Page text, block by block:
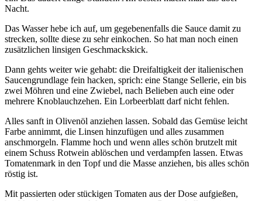
Nacht.
Das Wasser hebe ich auf, um gegebenenfalls die Sauce damit zu
strecken, sollte diese zu sehr einkochen. So hat man noch einen
zusätzlichen linsigen Geschmackskick.
Dann gehts weiter wie gehabt: die Dreifaltigkeit der italienischen
Saucengrundlage fein hacken, sprich: eine Stange Sellerie, ein bis
zwei Möhren und eine Zwiebel, nach Belieben auch eine oder
mehrere Knoblauchzehen. Ein Lorbeerblatt darf nicht fehlen.
Alles sanft in Olivenöl anziehen lassen. Sobald das Gemüse leicht
Farbe annimmt, die Linsen hinzufügen und alles zusammen
anschmorgeln. Flamme hoch und wenn alles schön brutzelt mit
einem Schuss Rotwein ablöschen und verdampfen lassen. Etwas
Tomatenmark in den Topf und die Masse anziehen, bis alles schön
röstig ist.
Mit passierten oder stückigen Tomaten aus der Dose aufgießen,